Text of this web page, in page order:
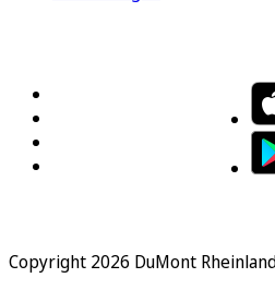
Copyright 2026 DuMont